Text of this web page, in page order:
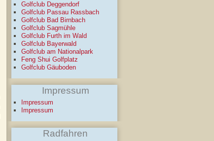
Golfclub Deggendorf
Golfclub Passau Rassbach
Golfclub Bad Birnbach
Golfclub Sagmühle
Golfclub Furth im Wald
Golfclub Bayerwald
Golfclub am Nationalpark
Feng Shui Golfplatz
Golfclub Gäuboden
Impressum
Impressum
Impressum
Radfahren